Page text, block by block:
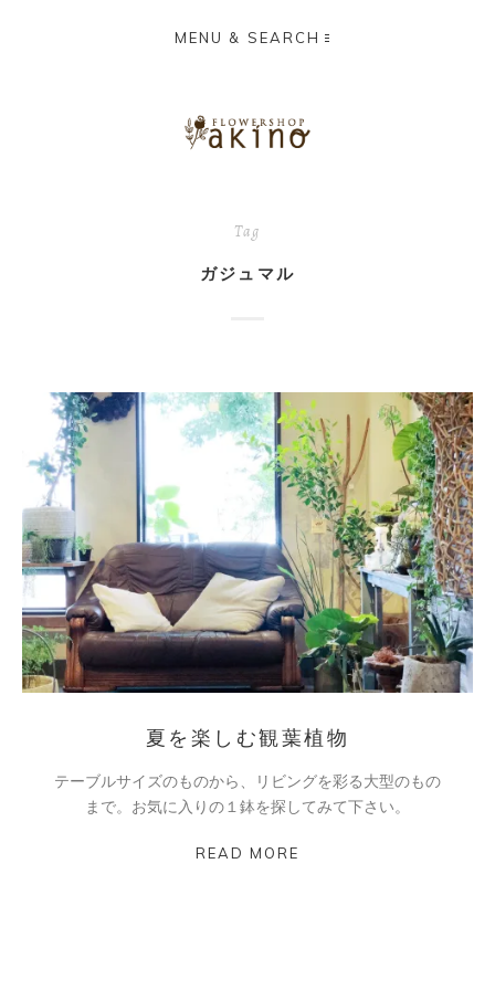
MENU & SEARCH
Tag
ガジュマル
夏を楽しむ観葉植物
テーブルサイズのものから、リビングを彩る大型のもの
まで。お気に入りの１鉢を探してみて下さい。
READ MORE